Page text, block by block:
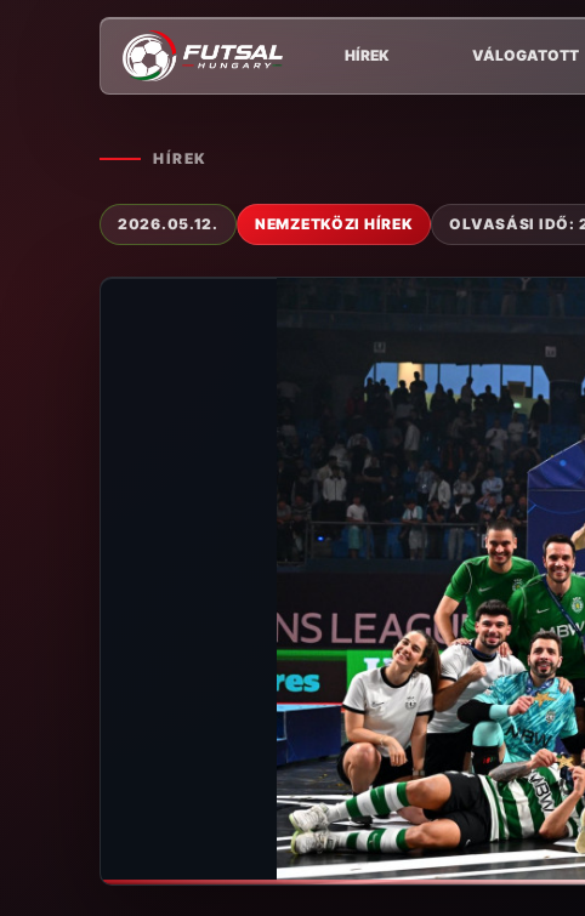
HÍREK VÁLOGATOTT
HÍREK
2026.05.12. NEMZETKÖZI HÍREK OLVASÁSI IDŐ: